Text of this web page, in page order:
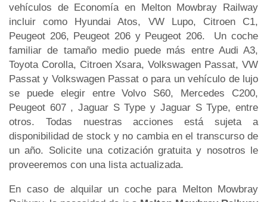
vehículos de Economía en Melton Mowbray Railway
incluir como Hyundai Atos, VW Lupo, Citroen C1,
Peugeot 206, Peugeot 206 y Peugeot 206. Un coche
familiar de tamaño medio puede más entre Audi A3,
Toyota Corolla, Citroen Xsara, Volkswagen Passat, VW
Passat y Volkswagen Passat o para un vehículo de lujo
se puede elegir entre Volvo S60, Mercedes C200,
Peugeot 607 , Jaguar S Type y Jaguar S Type, entre
otros. Todas nuestras acciones está sujeta a
disponibilidad de stock y no cambia en el transcurso de
un año. Solicite una cotización gratuita y nosotros le
proveeremos con una lista actualizada.
En caso de alquilar un coche para Melton Mowbray